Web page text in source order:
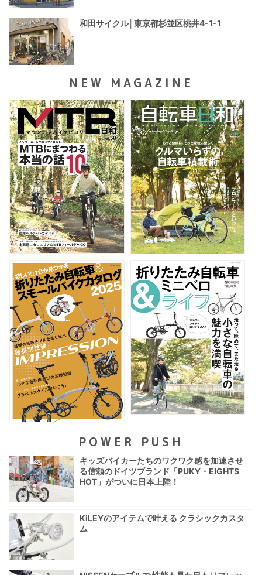
和田サイクル│東京都杉並区桃井4-1-1
NEW MAGAZINE
POWER PUSH
キッズバイカーたちのワクワク感を加速させ
る信頼のドイツブランド「PUKY・EIGHTS
HOT」がついに日本上陸！
KiLEYのアイテムで叶える クラシックカスタ
ム